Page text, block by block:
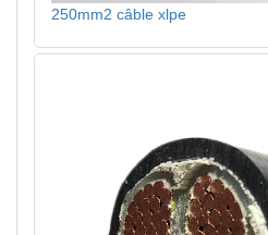
250mm2 câble xlpe